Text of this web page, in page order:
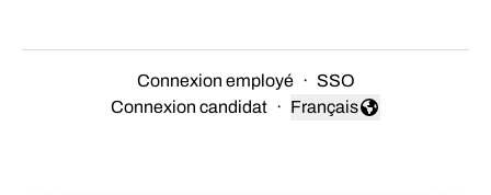
Connexion employé · SSO
Connexion candidat ·
Changer la langue
Français